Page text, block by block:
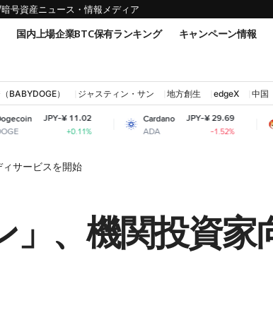
号資産ニュース・情報メディア
国内上場企業BTC保有ランキング キャンペーン情報
BABYDOGE） ジャスティン・サン 地方創生 edgeX 中国
¥ 11.02
+0.11%
Cardano
ADA
JPY-¥ 29.69
-1.52%
Shiba Inu
SHIB
サービスを開始
」、機関投資